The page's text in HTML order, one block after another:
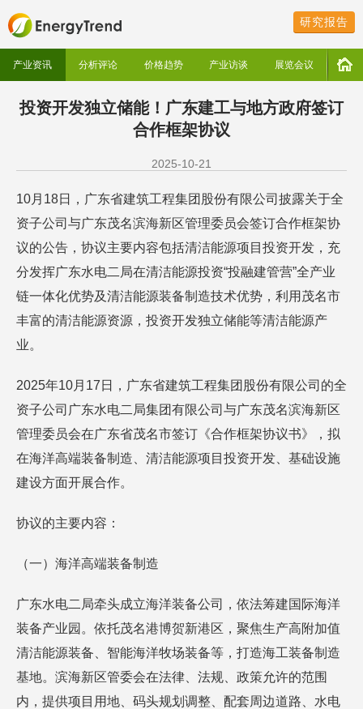
研究报告
产业资讯 分析评论 价格趋势 产业访谈 展览会议
投资开发独立储能！广东建工与地方政府签订
合作框架协议
2025-10-21
10月18日，广东省建筑工程集团股份有限公司披露关于全
资子公司与广东茂名滨海新区管理委员会签订合作框架协
议的公告，协议主要内容包括清洁能源项目投资开发，充
分发挥广东水电二局在清洁能源投资“投融建管营”全产业
链一体化优势及清洁能源装备制造技术优势，利用茂名市
丰富的清洁能源资源，投资开发独立储能等清洁能源产
业。
2025年10月17日，广东省建筑工程集团股份有限公司的全
资子公司广东水电二局集团有限公司与广东茂名滨海新区
管理委员会在广东省茂名市签订《合作框架协议书》，拟
在海洋高端装备制造、清洁能源项目投资开发、基础设施
建设方面开展合作。
协议的主要内容：
（一）海洋高端装备制造
广东水电二局牵头成立海洋装备公司，依法筹建国际海洋
装备产业园。依托茂名港博贺新港区，聚焦生产高附加值
清洁能源装备、智能海洋牧场装备等，打造海工装备制造
基地。滨海新区管委会在法律、法规、政策允许的范围
内，提供项目用地、码头规划调整、配套周边道路、水电